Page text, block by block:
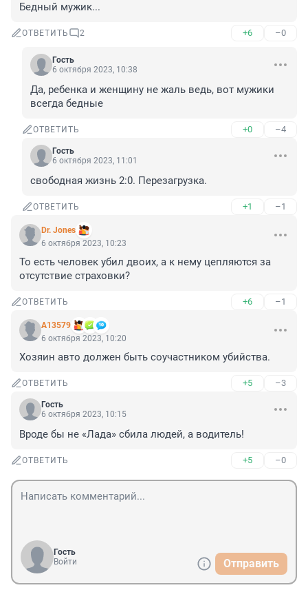
Бедный мужик...
ОТВЕТИТЬ 2 +6 –0
Гость
6 октября 2023, 10:38
Да, ребенка и женщину не жаль ведь, вот мужики
всегда бедные
ОТВЕТИТЬ +0 –4
Гость
6 октября 2023, 11:01
свободная жизнь 2:0. Перезагрузка.
ОТВЕТИТЬ +1 –1
Dr. Jones
6 октября 2023, 10:23
То есть человек убил двоих, а к нему цепляются за
отсутствие страховки?
ОТВЕТИТЬ +6 –1
А13579
6 октября 2023, 10:20
Хозяин авто должен быть соучастником убийства.
ОТВЕТИТЬ +5 –3
Гость
6 октября 2023, 10:15
Вроде бы не «Лада» сбила людей, а водитель!
ОТВЕТИТЬ +5 –0
Гость
Войти
Отправить